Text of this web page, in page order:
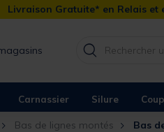
Livraison Gratuite* en Relais et
Carnassier Silure Coup
Bas de lignes montés Bas